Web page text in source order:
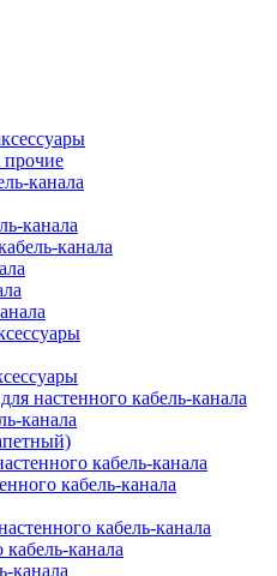
прочие
канала
канала
канала
настенного кабель-канала
канала
кабель-канала
кабель-канала
кабель-канала
канала
канала